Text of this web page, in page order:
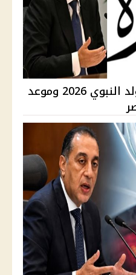
موقف ترحيل إجازة المولد النبوي 2026 وموعد